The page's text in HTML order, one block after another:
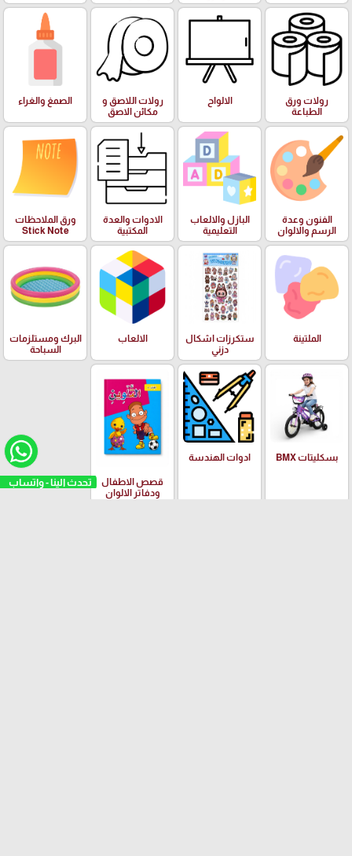
تحدث الينا -
رولات ورق
الطباعة
الالواح
رولات اللاصق و
مكائن الاصق
الصمغ والغراء
الفنون وعدة
الرسم والالوان
البازل والالعاب
التعليمية
الادوات والعدة
المكتبية
ورق الملاحظات
Stick Note
الملتينة
ستكرزات اشكال
دزني
الالعاب
البرك ومستلزمات
السباحة
بسكليتات BMX ادوات الهندسة
قصص الاطفال
ودفاتر الالوان